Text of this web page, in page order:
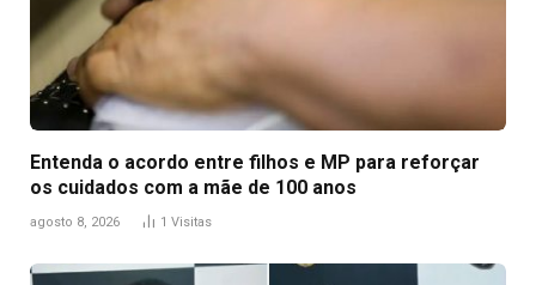
Entenda o acordo entre filhos e MP para reforçar
os cuidados com a mãe de 100 anos
agosto 8, 2026 1 Visitas